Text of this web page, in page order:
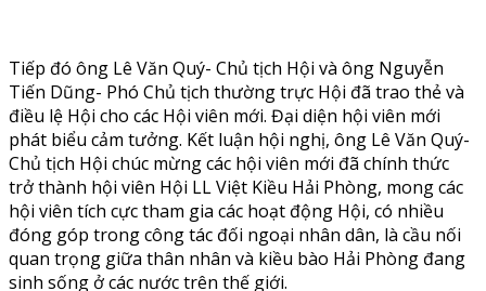
Tiếp đó ông Lê Văn Quý- Chủ tịch Hội và ông Nguyễn
Tiến Dũng- Phó Chủ tịch thường trực Hội đã trao thẻ và
điều lệ Hội cho các Hội viên mới. Đại diện hội viên mới
phát biểu cảm tưởng. Kết luận hội nghị, ông Lê Văn Quý-
Chủ tịch Hội chúc mừng các hội viên mới đã chính thức
trở thành hội viên Hội LL Việt Kiều Hải Phòng, mong các
hội viên tích cực tham gia các hoạt động Hội, có nhiều
đóng góp trong công tác đối ngoại nhân dân, là cầu nối
quan trọng giữa thân nhân và kiều bào Hải Phòng đang
sinh sống ở các nước trên thế giới.